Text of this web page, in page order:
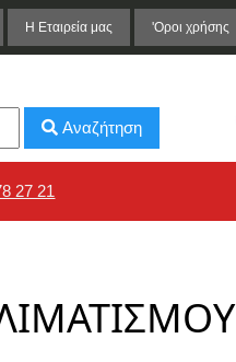
Η Εταιρεία μας 'Οροι χρήσης
Αναζήτηση
27 21